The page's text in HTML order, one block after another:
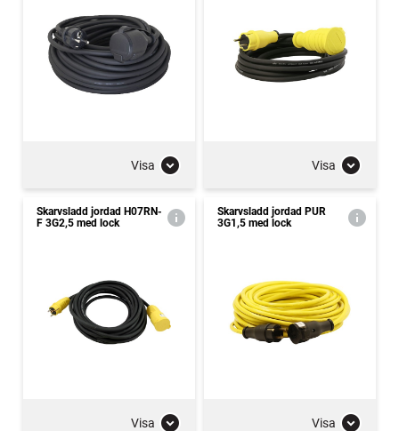
Visa Visa
Skarvsladd jordad H07RN-
F 3G2,5 med lock
Visa
Skarvsladd jordad PUR
3G1,5 med lock
Visa